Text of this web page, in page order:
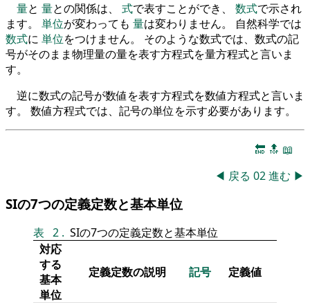
量と 量との関係は、 式で表すことができ、 数式で示され
ます。 単位が変わっても 量は変わりません。 自然科学では
数式に 単位をつけません。 そのような数式では、数式の記
号がそのまま物理量の量を表す方程式を量方程式と言いま
す。
逆に数式の記号が数値を表す方程式を数値方程式と言いま
す。 数値方程式では、記号の単位を示す必要があります。
🔚 🔝 📖
◀ 戻る 02進む ▶
SIの7つの定義定数と基本単位
表 2 . SIの7つの定義定数と基本単位
対応
する
基本
単位
定義定数の説明 記号 定義値